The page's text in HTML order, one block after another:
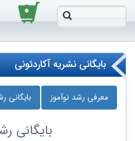
۰
بایگانی نشریه آکاردئونی
معرفی رشد نوآموز بایگانی
بایگانی